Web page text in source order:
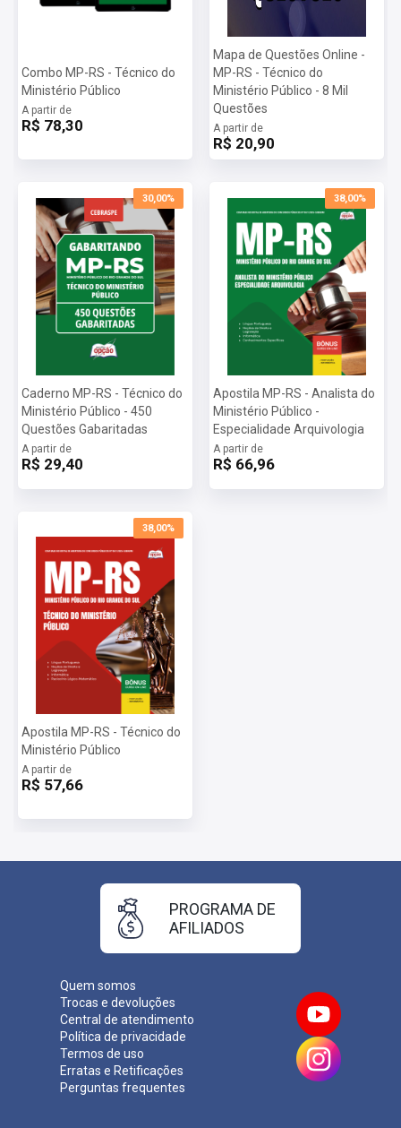
Combo MP-RS - Técnico do
Ministério Público
A partir de
R$ 78,30
Mapa de Questões Online -
MP-RS - Técnico do
Ministério Público - 8 Mil
Questões
A partir de
R$ 20,90
30,00%
Caderno MP-RS - Técnico do
Ministério Público - 450
Questões Gabaritadas
A partir de
R$ 29,40
38,00%
Apostila MP-RS - Analista do
Ministério Público -
Especialidade Arquivologia
A partir de
R$ 66,96
38,00%
Apostila MP-RS - Técnico do
Ministério Público
A partir de
R$ 57,66
Quem somos
Trocas e devoluções
Central de atendimento
Política de privacidade
Termos de uso
Erratas e Retificações
Perguntas frequentes
PROGRAMA DE
AFILIADOS